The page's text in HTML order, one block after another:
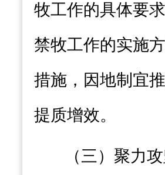
牧工作的具体要
禁牧工作的实施
措施，因地制宜
提质增效。
（三）聚力